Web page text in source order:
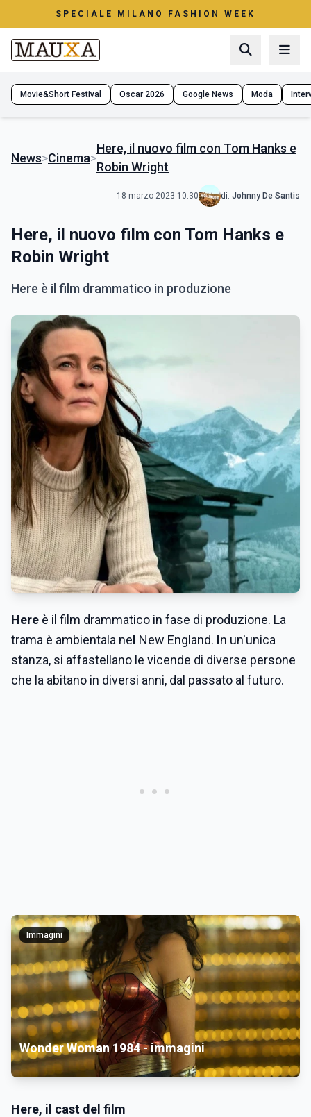
SPECIALE MILANO FASHION WEEK
Movie&Short Festival Oscar 2026 Google News Moda
News>Cinema>
Here, il nuovo film con Tom Hanks e
Robin Wright
18 marzo 2023 10:30 di: Johnny De Santis
Here, il nuovo film con Tom Hanks e
Robin Wright
Here è il film drammatico in produzione
Here è il film drammatico in fase di produzione. La
trama è ambientala ne New England. In un'unica
stanza, si affastellano le vicende di diverse persone
che la abitano in diversi anni, dal passato al futuro.
Immagini
Wonder Woman 1984 - immagini
Here, il cast del film